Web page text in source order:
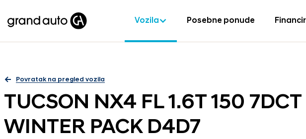
Vozila Posebne ponude
Povratak na pregled vozila
TUCSON NX4 FL 1.6T 150
WINTER PACK D4D7